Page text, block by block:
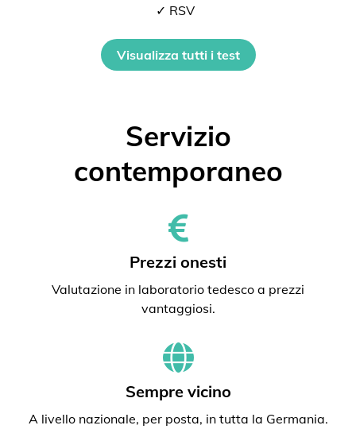
✓ RSV
Visualizza tutti i test
Servizio
contemporaneo
Prezzi onesti
Valutazione in laboratorio tedesco a prezzi
vantaggiosi.
Sempre vicino
A livello nazionale, per posta, in tutta la Germania.